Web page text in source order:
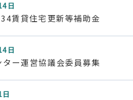
日
賃貸住宅更新等補助金
日
ー運営協議会委員募集